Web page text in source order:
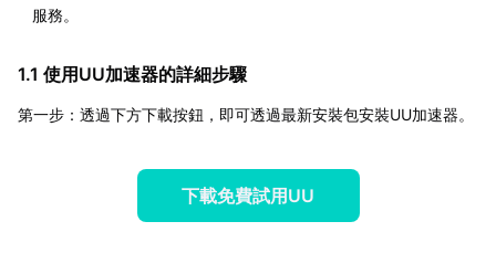
服務。
1.1 使用UU加速器的詳細步驟
第一步：透過下方下載按鈕，即可透過最新安裝包安裝UU加速器。
下載免費試用UU